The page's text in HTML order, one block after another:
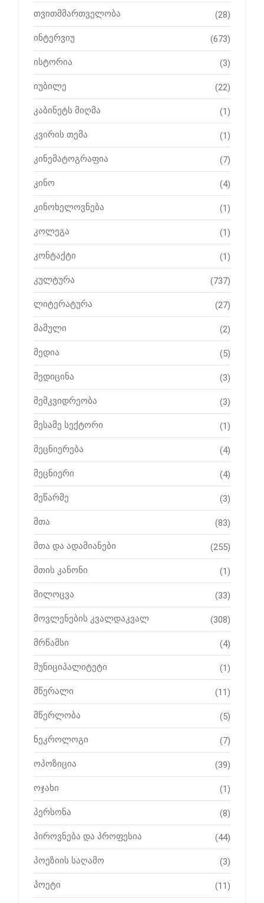
თვითმმართველობა (28)
ინტერვიუ (673)
ისტორია (3)
იუბილე (22)
კაბინეტს მიღმა (1)
კვირის თემა (1)
კინემატოგრაფია (7)
კინო (4)
კინოხელოვნება (1)
კოლეგა (1)
კონტაქტი (1)
კულტურა (737)
ლიტერატურა (27)
მამული (2)
მედია (5)
მედიცინა (3)
მემკვიდრეობა (3)
მესამე სექტორი (1)
მეცნიერება (4)
მეცნიერი (4)
მეწარმე (3)
მთა (83)
მთა და ადამიანები (255)
მთის კანონი (1)
მილოცვა (33)
მოვლენების კვალდაკვალ (308)
მრწამსი (4)
მუნიციპალიტეტი (1)
მწერალი (11)
მწერლობა (5)
ნეკროლოგი (7)
ოპოზიცია (39)
ოჯახი (1)
პერსონა (8)
პიროვნება და პროფესია (44)
პოეზიის საღამო (3)
პოეტი (11)